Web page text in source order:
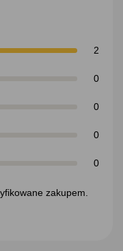
2
0
0
0
0
zakupem.